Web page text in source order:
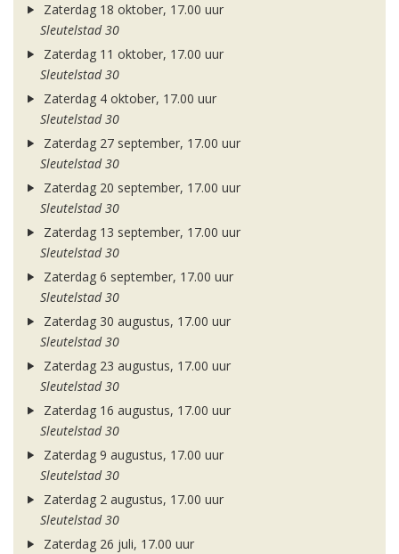
Zaterdag 18 oktober, 17.00 uur
Sleutelstad 30
Zaterdag 11 oktober, 17.00 uur
Sleutelstad 30
Zaterdag 4 oktober, 17.00 uur
Sleutelstad 30
Zaterdag 27 september, 17.00 uur
Sleutelstad 30
Zaterdag 20 september, 17.00 uur
Sleutelstad 30
Zaterdag 13 september, 17.00 uur
Sleutelstad 30
Zaterdag 6 september, 17.00 uur
Sleutelstad 30
Zaterdag 30 augustus, 17.00 uur
Sleutelstad 30
Zaterdag 23 augustus, 17.00 uur
Sleutelstad 30
Zaterdag 16 augustus, 17.00 uur
Sleutelstad 30
Zaterdag 9 augustus, 17.00 uur
Sleutelstad 30
Zaterdag 2 augustus, 17.00 uur
Sleutelstad 30
Zaterdag 26 juli, 17.00 uur